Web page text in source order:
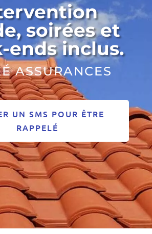
soirées et
ends inclus.
ASSURANCES
UN SMS POUR ÊTRE
RAPPELÉ